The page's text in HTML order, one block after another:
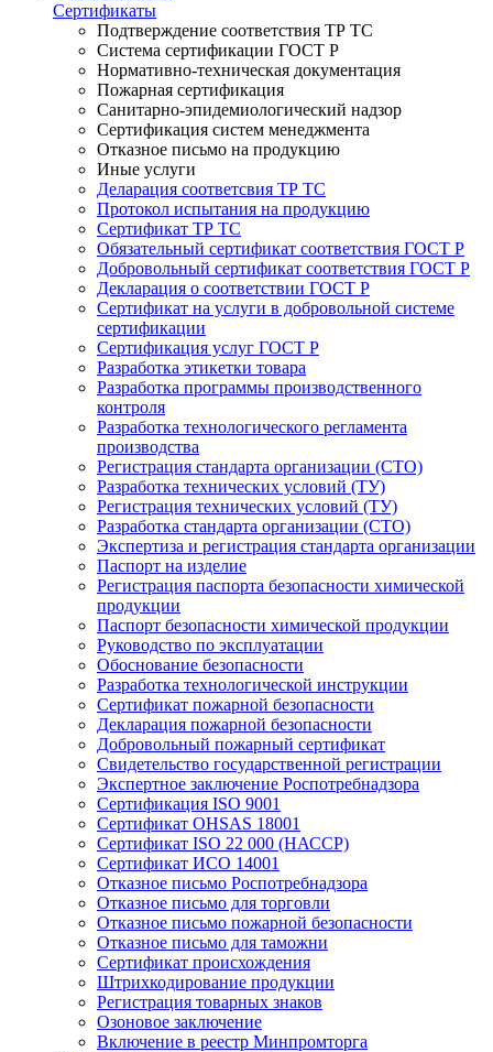
Сертификаты
Подтверждение соответствия ТР ТС
Система сертификации ГОСТ Р
Нормативно-техническая документация
Пожарная сертификация
Санитарно-эпидемиологический надзор
Сертификация систем менеджмента
Отказное письмо на продукцию
Иные услуги
Деларация соответсвия ТР ТС
Протокол испытания на продукцию
Сертификат ТР ТС
Обязательный сертификат соответствия ГОСТ Р
Добровольный сертификат соответствия ГОСТ Р
Декларация о соответствии ГОСТ Р
Сертификат на услуги в добровольной системе
сертификации
Сертификация услуг ГОСТ Р
Разработка этикетки товара
Разработка программы производственного
контроля
Разработка технологического регламента
производства
Регистрация стандарта организации (СТО)
Разработка технических условий (ТУ)
Регистрация технических условий (ТУ)
Разработка стандарта организации (СТО)
Экспертиза и регистрация стандарта организации
Паспорт на изделие
Регистрация паспорта безопасности химической
продукции
Паспорт безопасности химической продукции
Руководство по эксплуатации
Обоснование безопасности
Разработка технологической инструкции
Сертификат пожарной безопасности
Декларация пожарной безопасности
Добровольный пожарный сертификат
Свидетельство государственной регистрации
Экспертное заключение Роспотребнадзора
Сертификация ISO 9001
Сертификат OHSAS 18001
Сертификат ISO 22 000 (НАССР)
Сертификат ИСО 14001
Отказное письмо Роспотребнадзора
Отказное письмо для торговли
Отказное письмо пожарной безопасности
Отказное письмо для таможни
Сертификат происхождения
Штрихкодирование продукции
Регистрация товарных знаков
Озоновое заключение
Включение в реестр Минпромторга